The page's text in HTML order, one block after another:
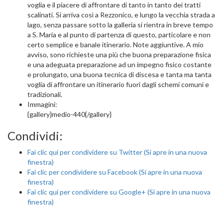
voglia e il piacere di affrontare di tanto in tanto dei tratti
scalinati. Si arriva così a Rezzonico, e lungo la vecchia strada a
lago, senza passare sotto la galleria si rientra in breve tempo
a S. Maria e al punto di partenza di questo, particolare e non
certo semplice e banale itinerario. Note aggiuntive. A mio
avviso, sono richieste una più che buona preparazione fisica
e una adeguata preparazione ad un impegno fisico costante
e prolungato, una buona tecnica di discesa e tanta ma tanta
voglia di affrontare un itinerario fuori dagli schemi comuni e
tradizionali.
Immagini:
{gallery}medio-440{/gallery}
Condividi:
Fai clic qui per condividere su Twitter (Si apre in una nuova
finestra)
Fai clic per condividere su Facebook (Si apre in una nuova
finestra)
Fai clic qui per condividere su Google+ (Si apre in una nuova
finestra)